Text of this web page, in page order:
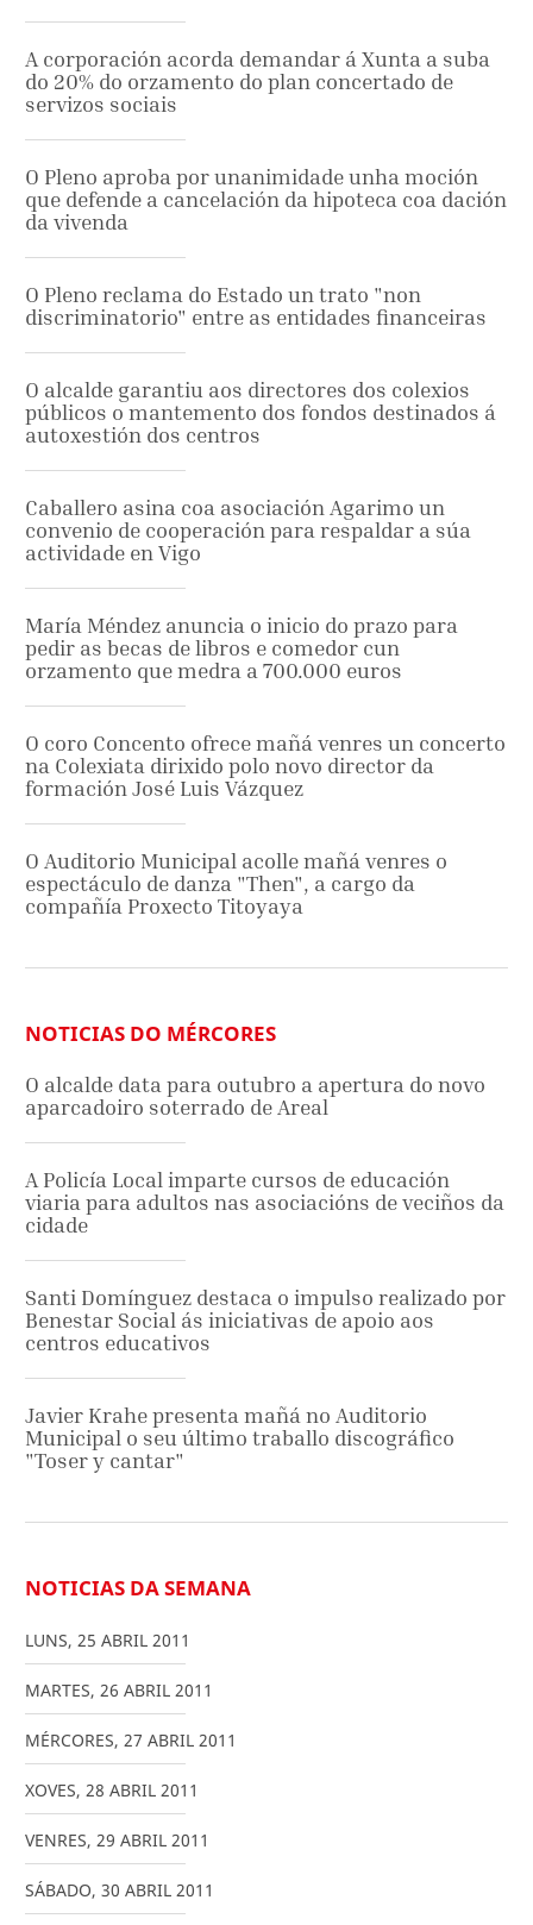
A corporación acorda demandar á Xunta a suba
do 20% do orzamento do plan concertado de
servizos sociais
O Pleno aproba por unanimidade unha moción
que defende a cancelación da hipoteca coa dación
da vivenda
O Pleno reclama do Estado un trato "non
discriminatorio" entre as entidades financeiras
O alcalde garantiu aos directores dos colexios
públicos o mantemento dos fondos destinados á
autoxestión dos centros
Caballero asina coa asociación Agarimo un
convenio de cooperación para respaldar a súa
actividade en Vigo
María Méndez anuncia o inicio do prazo para
pedir as becas de libros e comedor cun
orzamento que medra a 700.000 euros
O coro Concento ofrece mañá venres un concerto
na Colexiata dirixido polo novo director da
formación José Luis Vázquez
O Auditorio Municipal acolle mañá venres o
espectáculo de danza "Then", a cargo da
compañía Proxecto Titoyaya
NOTICIAS DO MÉRCORES
O alcalde data para outubro a apertura do novo
aparcadoiro soterrado de Areal
A Policía Local imparte cursos de educación
viaria para adultos nas asociacións de veciños da
cidade
Santi Domínguez destaca o impulso realizado por
Benestar Social ás iniciativas de apoio aos
centros educativos
Javier Krahe presenta mañá no Auditorio
Municipal o seu último traballo discográfico
"Toser y cantar"
NOTICIAS DA SEMANA
LUNS, 25 ABRIL 2011
MARTES, 26 ABRIL 2011
MÉRCORES, 27 ABRIL 2011
XOVES, 28 ABRIL 2011
VENRES, 29 ABRIL 2011
SÁBADO, 30 ABRIL 2011